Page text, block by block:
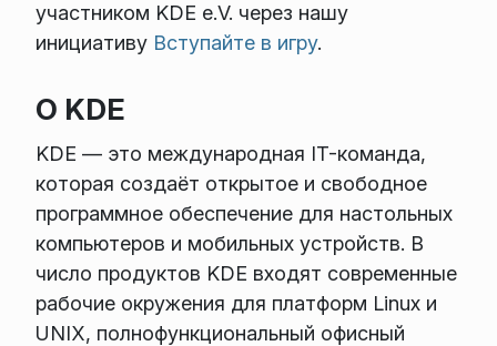
участником KDE e.V. через нашу
инициативу Вступайте в игру.
О KDE
KDE — это международная IT-команда,
которая создаёт открытое и свободное
программное обеспечение для настольных
компьютеров и мобильных устройств. В
число продуктов KDE входят современные
рабочие окружения для платформ Linux и
UNIX, полнофункциональный офисный